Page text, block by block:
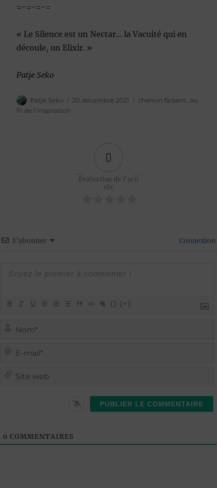
=-=-=-=
« Le Silence est un Nectar… la Vacuité qui en
découle, un Elixir. »
Patje Seko
Auteur
Patje Seko
Publié
20 décembre 2021 Catégories
chemin faisant...au
fil de l'inspiration
0
Évaluation de l'arti
cle
S’abonner Connexion
{} [+]
0 COMMENTAIRES